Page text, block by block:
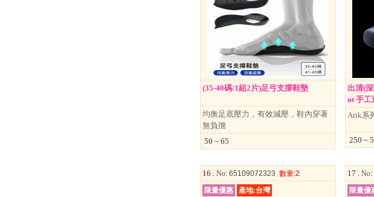
(35-40碼/1組2片)足弓支撐鞋墊
均衡足底壓力，有效減壓，鞋內穿著
無負擔
50 ~ 65
出清(
ot 手工
Arik系
250 ~
16 .No: 65109072323 數量:2
限量優惠
產地:台灣
17 .No:
限量優